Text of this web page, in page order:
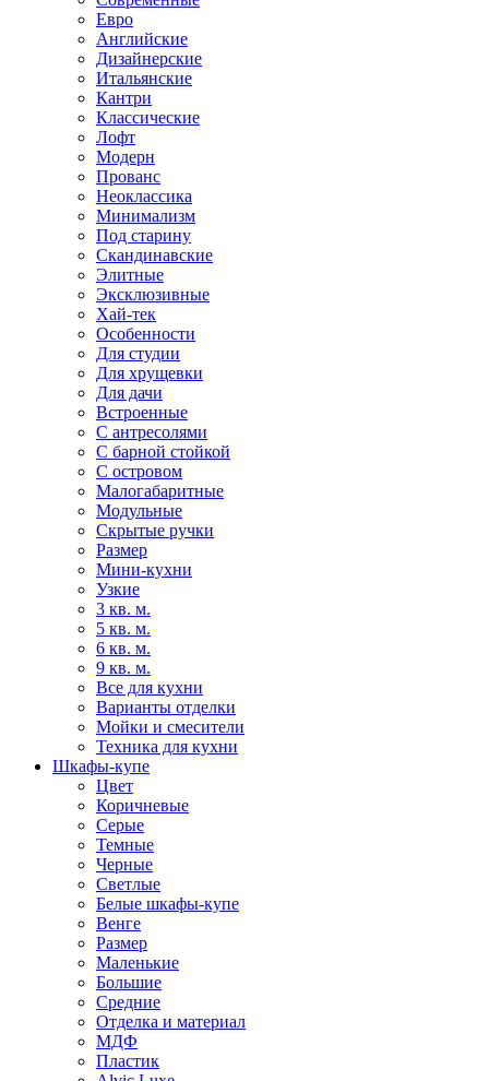
Евро
Английские
Дизайнерские
Итальянские
Кантри
Классические
Лофт
Модерн
Прованс
Неоклассика
Минимализм
Под старину
Скандинавские
Элитные
Эксклюзивные
Хай-тек
Особенности
Для студии
Для хрущевки
Для дачи
Встроенные
С антресолями
С барной стойкой
С островом
Малогабаритные
Модульные
Скрытые ручки
Размер
Мини-кухни
Узкие
3 кв. м.
5 кв. м.
6 кв. м.
9 кв. м.
Все для кухни
Варианты отделки
Мойки и смесители
Техника для кухни
Шкафы-купе
Цвет
Коричневые
Серые
Темные
Черные
Светлые
Белые шкафы-купе
Венге
Размер
Маленькие
Большие
Средние
Отделка и материал
МДФ
Пластик